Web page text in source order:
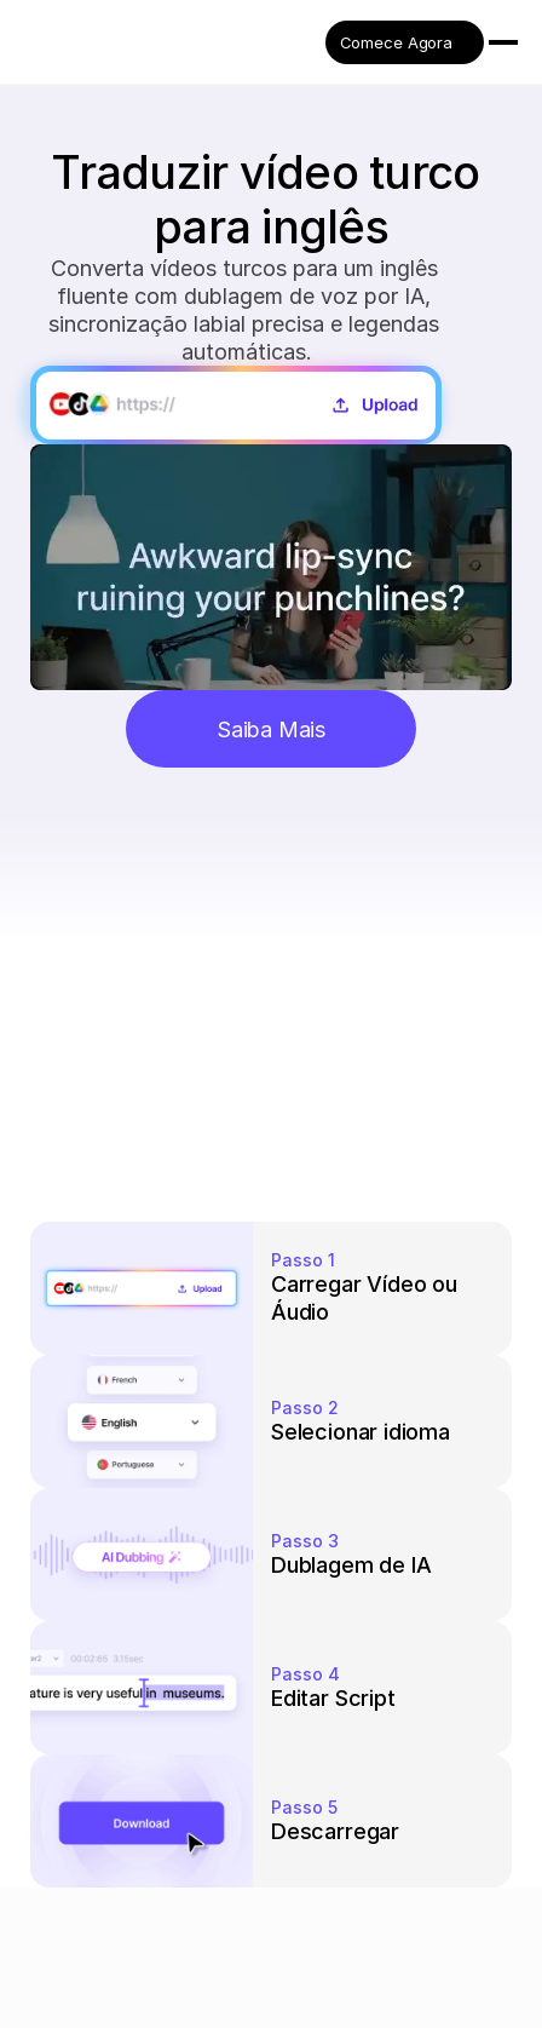
Comece Agora
Traduzir vídeo turco
para inglês
Converta vídeos turcos para um inglês
fluente com dublagem de voz por IA,
sincronização labial precisa e legendas
automáticas.
Saiba Mais
Passo 1
Carregar Vídeo ou
Áudio
Passo 2
Selecionar idioma
Passo 3
Dublagem de IA
Passo 4
Editar Script
Passo 5
Descarregar